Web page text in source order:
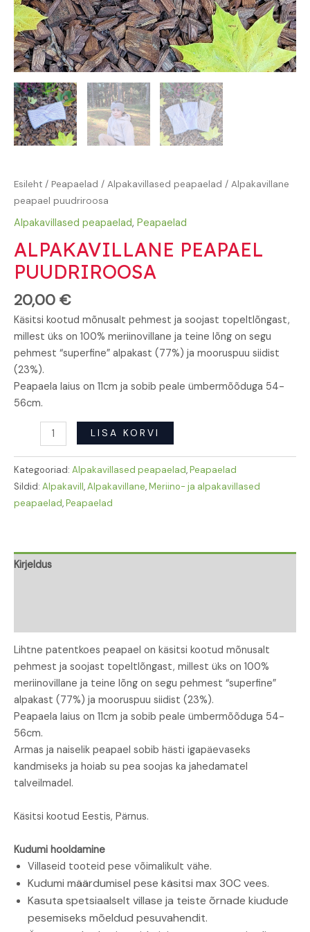
Esileht / Peapaelad / Alpakavillased peapaelad / Alpakavillane
peapael puudriroosa
Alpakavillased peapaelad, Peapaelad
ALPAKAVILLANE PEAPAEL
PUUDRIROOSA
20,00 €
Käsitsi kootud mõnusalt pehmest ja soojast topeltlõngast,
millest üks on 100% meriinovillane ja teine lõng on segu
pehmest “superfine” alpakast (77%) ja mooruspuu siidist
(23%).
Peapaela laius on 11cm ja sobib peale ümbermõõduga 54-
56cm.
LISA KORVI
Kategooriad: Alpakavillased peapaelad,Peapaelad
Sildid: Alpakavill,Alpakavillane,Meriino- ja alpakavillased
peapaelad,Peapaelad
Kirjeldus
Lihtne patentkoes peapael on käsitsi kootud mõnusalt
pehmest ja soojast topeltlõngast, millest üks on 100%
meriinovillane ja teine lõng on segu pehmest “superfine”
alpakast (77%) ja mooruspuu siidist (23%).
Peapaela laius on 11cm ja sobib peale ümbermõõduga 54-
56cm.
Armas ja naiselik peapael sobib hästi igapäevaseks
kandmiseks ja hoiab su pea soojas ka jahedamatel
talveilmadel.
Käsitsi kootud Eestis, Pärnus.
Kudumi hooldamine
Villaseid tooteid pese võimalikult vähe.
Kudumi määrdumisel pese käsitsi max 30C vees.
Kasuta spetsiaalselt villase ja teiste õrnade kiudude
pesemiseks mõeldud pesuvahendit.